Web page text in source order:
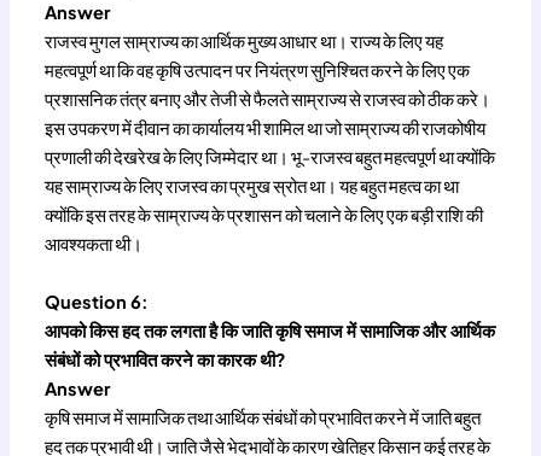
Answer
राजस्व मुगल साम्राज्य का आर्थिक मुख्य आधार था। राज्य के लिए यह
महत्वपूर्ण था कि वह कृषि उत्पादन पर नियंत्रण सुनिश्चित करने के लिए एक
प्रशासनिक तंत्र बनाए और तेजी से फैलते साम्राज्य से राजस्व को ठीक करे।
इस उपकरण में दीवान का कार्यालय भी शामिल था जो साम्राज्य की राजकोषीय
प्रणाली की देखरेख के लिए जिम्मेदार था। भू-राजस्व बहुत महत्वपूर्ण था क्योंकि
यह साम्राज्य के लिए राजस्व का प्रमुख स्रोत था। यह बहुत महत्व का था
क्योंकि इस तरह के साम्राज्य के प्रशासन को चलाने के लिए एक बड़ी राशि की
आवश्यकता थी।
Question 6:
आपको किस हद तक लगता है कि जाति कृषि समाज में सामाजिक और आर्थिक
संबंधों को प्रभावित करने का कारक थी?
Answer
कृषि समाज में सामाजिक तथा आर्थिक संबंधों को प्रभावित करने में जाति बहुत
हद तक प्रभावी थी। जाति जैसे भेदभावों के कारण खेतिहर किसान कई तरह के